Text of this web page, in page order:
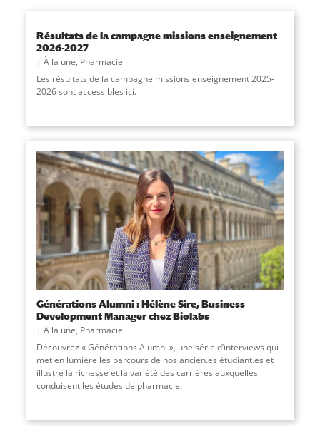
Résultats de la campagne missions enseignement
2026-2027
À la une, Pharmacie
Les résultats de la campagne missions enseignement 2025-
2026 sont accessibles ici.
Générations Alumni : Hélène Sire, Business
Development Manager chez Biolabs
À la une, Pharmacie
Découvrez « Générations Alumni », une série d’interviews qui
met en lumière les parcours de nos ancien.es étudiant.es et
illustre la richesse et la variété des carrières auxquelles
conduisent les études de pharmacie.